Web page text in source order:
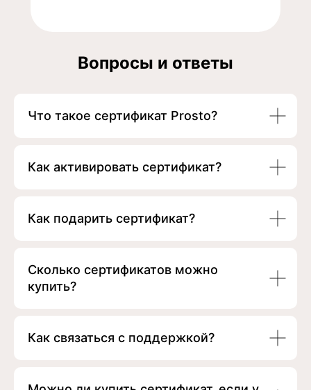
Вопросы и ответы
Что такое сертификат Prosto?
Как активировать сертификат?
Как подарить сертификат?
Сколько сертификатов можно
купить?
Как связаться с поддержкой?